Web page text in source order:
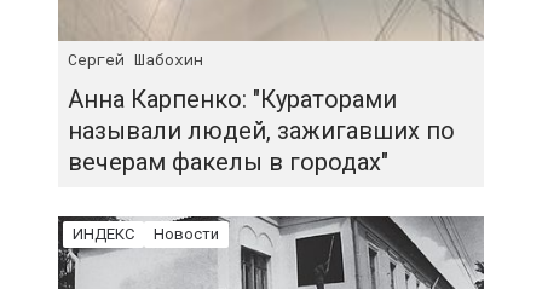
Сергей Шабохин
Анна Карпенко: "Кураторами
называли людей, зажигавших по
вечерам факелы в городах"
ИНДЕКС Новости